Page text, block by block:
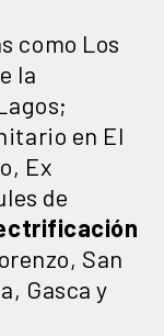
como Los
la
en El
Ex
de
San
Gasca y